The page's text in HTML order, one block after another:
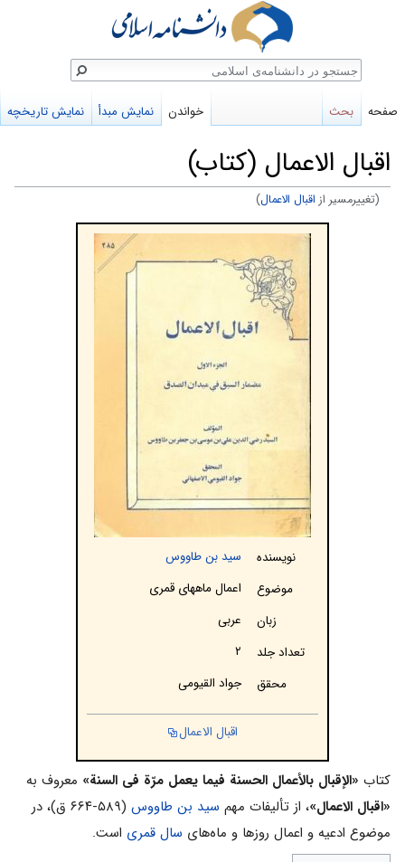
اقبال الاعمال (کتاب)
(تغییرمسیر از اقبال الاعمال)
نویسنده
سید بن طاووس
موضوع
اعمال ماههای قمری
زبان
عربی
تعداد جلد
۲
محقق
جواد القیومی
اقبال الاعمال
کتاب «الإقبال بالأعمال الحسنة فیما یعمل مرّة فی السنة» معروف به
«اقبال الاعمال»، از تألیفات مهم سید بن طاووس
(۵۸۹-۶۶۴ ق)، در
موضوع ادعیه و اعمال روزها و ماه‌های سال قمری است.
صفحه بحث خواندن نمایش مبدأ نمایش تاریخچه
جستجو